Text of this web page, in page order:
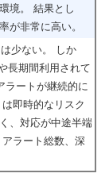
境。 結果とし
が非常に高い。
少ない。 しか
長期間利用されて
ラートが継続的に
即時的なリスク
、対応が中途半端
ラート総数、深